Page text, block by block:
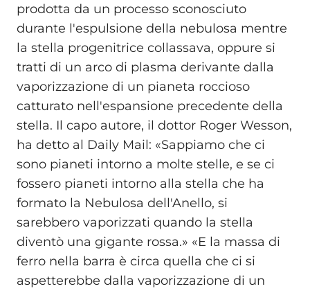
prodotta da un processo sconosciuto
durante l'espulsione della nebulosa mentre
la stella progenitrice collassava, oppure si
tratti di un arco di plasma derivante dalla
vaporizzazione di un pianeta roccioso
catturato nell'espansione precedente della
stella. Il capo autore, il dottor Roger Wesson,
ha detto al Daily Mail: «Sappiamo che ci
sono pianeti intorno a molte stelle, e se ci
fossero pianeti intorno alla stella che ha
formato la Nebulosa dell'Anello, si
sarebbero vaporizzati quando la stella
diventò una gigante rossa.» «E la massa di
ferro nella barra è circa quella che ci si
aspetterebbe dalla vaporizzazione di un